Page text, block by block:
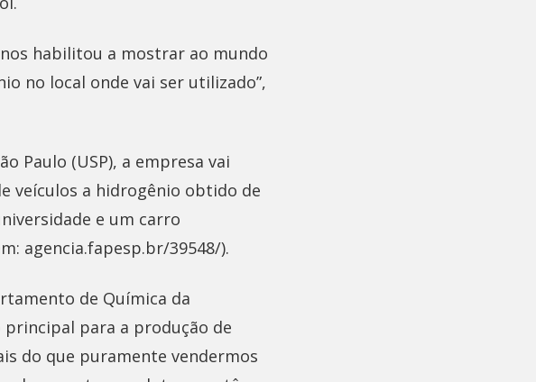
habilitou a mostrar ao mundo
no local onde vai ser utilizado”,
Paulo (USP), a empresa vai
veículos a hidrogênio obtido de
e um carro
agencia.fapesp.br/39548/).
de Química da
principal para a produção de
do que puramente vendermos